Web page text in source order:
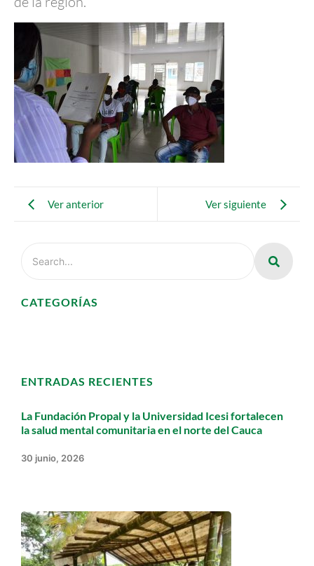
Ver anterior Ver siguiente
CATEGORÍAS
ENTRADAS RECIENTES
La Fundación Propal y la Universidad Icesi fortalecen
la salud mental comunitaria en el norte del Cauca
30 junio, 2026